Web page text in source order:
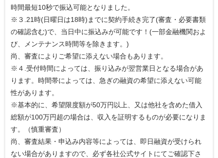
時間最短10秒で振込可能となりました。
※３.21時(日曜日は18時)までに契約手続き完了(審査・必要書類
の確認含む)で、当日中に振込みが可能です！(一部金融機関およ
び、メンテナンス時間等を除きます。)
尚、審査によりご希望に添えない場合もあります。
※４.受付時間によっては、振り込みが翌営業日となる場合があ
ります。時間帯によっては、急ぎの融資の希望に添えない可能
性があります。
※基本的に、希望限度額が50万円以上、又は他社を含めた借入
総額が100万円超の場合は、収入を証明するものが必要になりま
す。（慎重審査）
尚、審査結果・申込み内容等によっては、即日融資が受けられ
ない場合がありますので、必ず各社公式サイトにてご確認下さ